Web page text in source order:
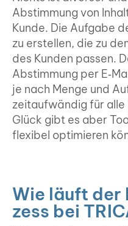
Abstim­mung von
Kun­de. Die Auf­ga­be
zu erstel­len, die zu
des Kun­den pas­sen.
Abstim­mung per
je nach Men­ge und
zeit­auf­wän­dig für alle
Glück gibt es aber
fle­xi­bel opti­mie­ren
Wie läuft
zess bei